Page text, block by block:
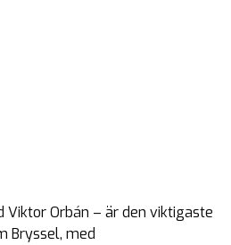
Orbán – är den viktigaste
Bryssel, med